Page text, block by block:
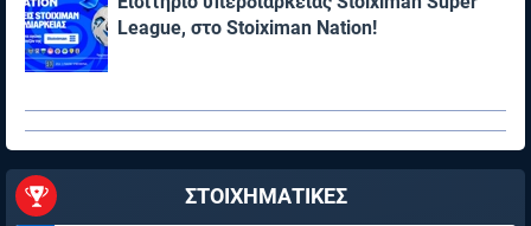
League, στο Stoiximan Nation!
ΣΤΟΙΧΗΜΑΤΙΚΕΣ